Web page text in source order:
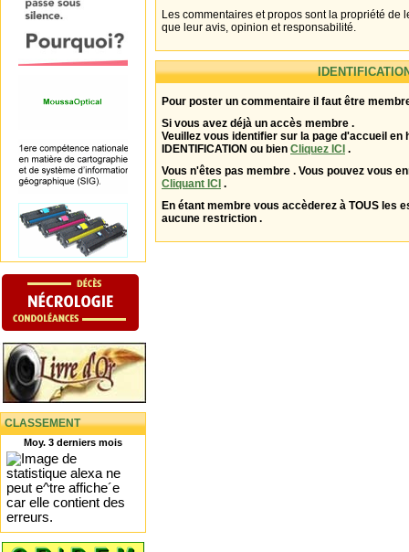
CLASSEMENT
Moy. 3 derniers mois
Les commentaires et propos sont la propriété de
que leur avis, opinion et responsabilité.
Pour poster un commentaire il faut être
Si vous avez déjà un accès membre .
Veuillez vous identifier sur la page d'accueil en
IDENTIFICATION ou bien Cliquez ICI .
Vous n'êtes pas membre . Vous pouvez vous
Cliquant ICI .
En étant membre vous accèderez à TOUS les
aucune restriction .